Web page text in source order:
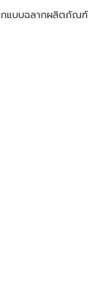
กแบบฉลากผลิตภัณฑ์